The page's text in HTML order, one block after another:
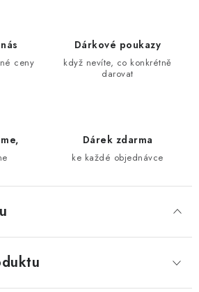
ceny
Dárkové poukazy
když nevíte, co konkrétně
darovat
Dárek zdarma
ke každé objednávce